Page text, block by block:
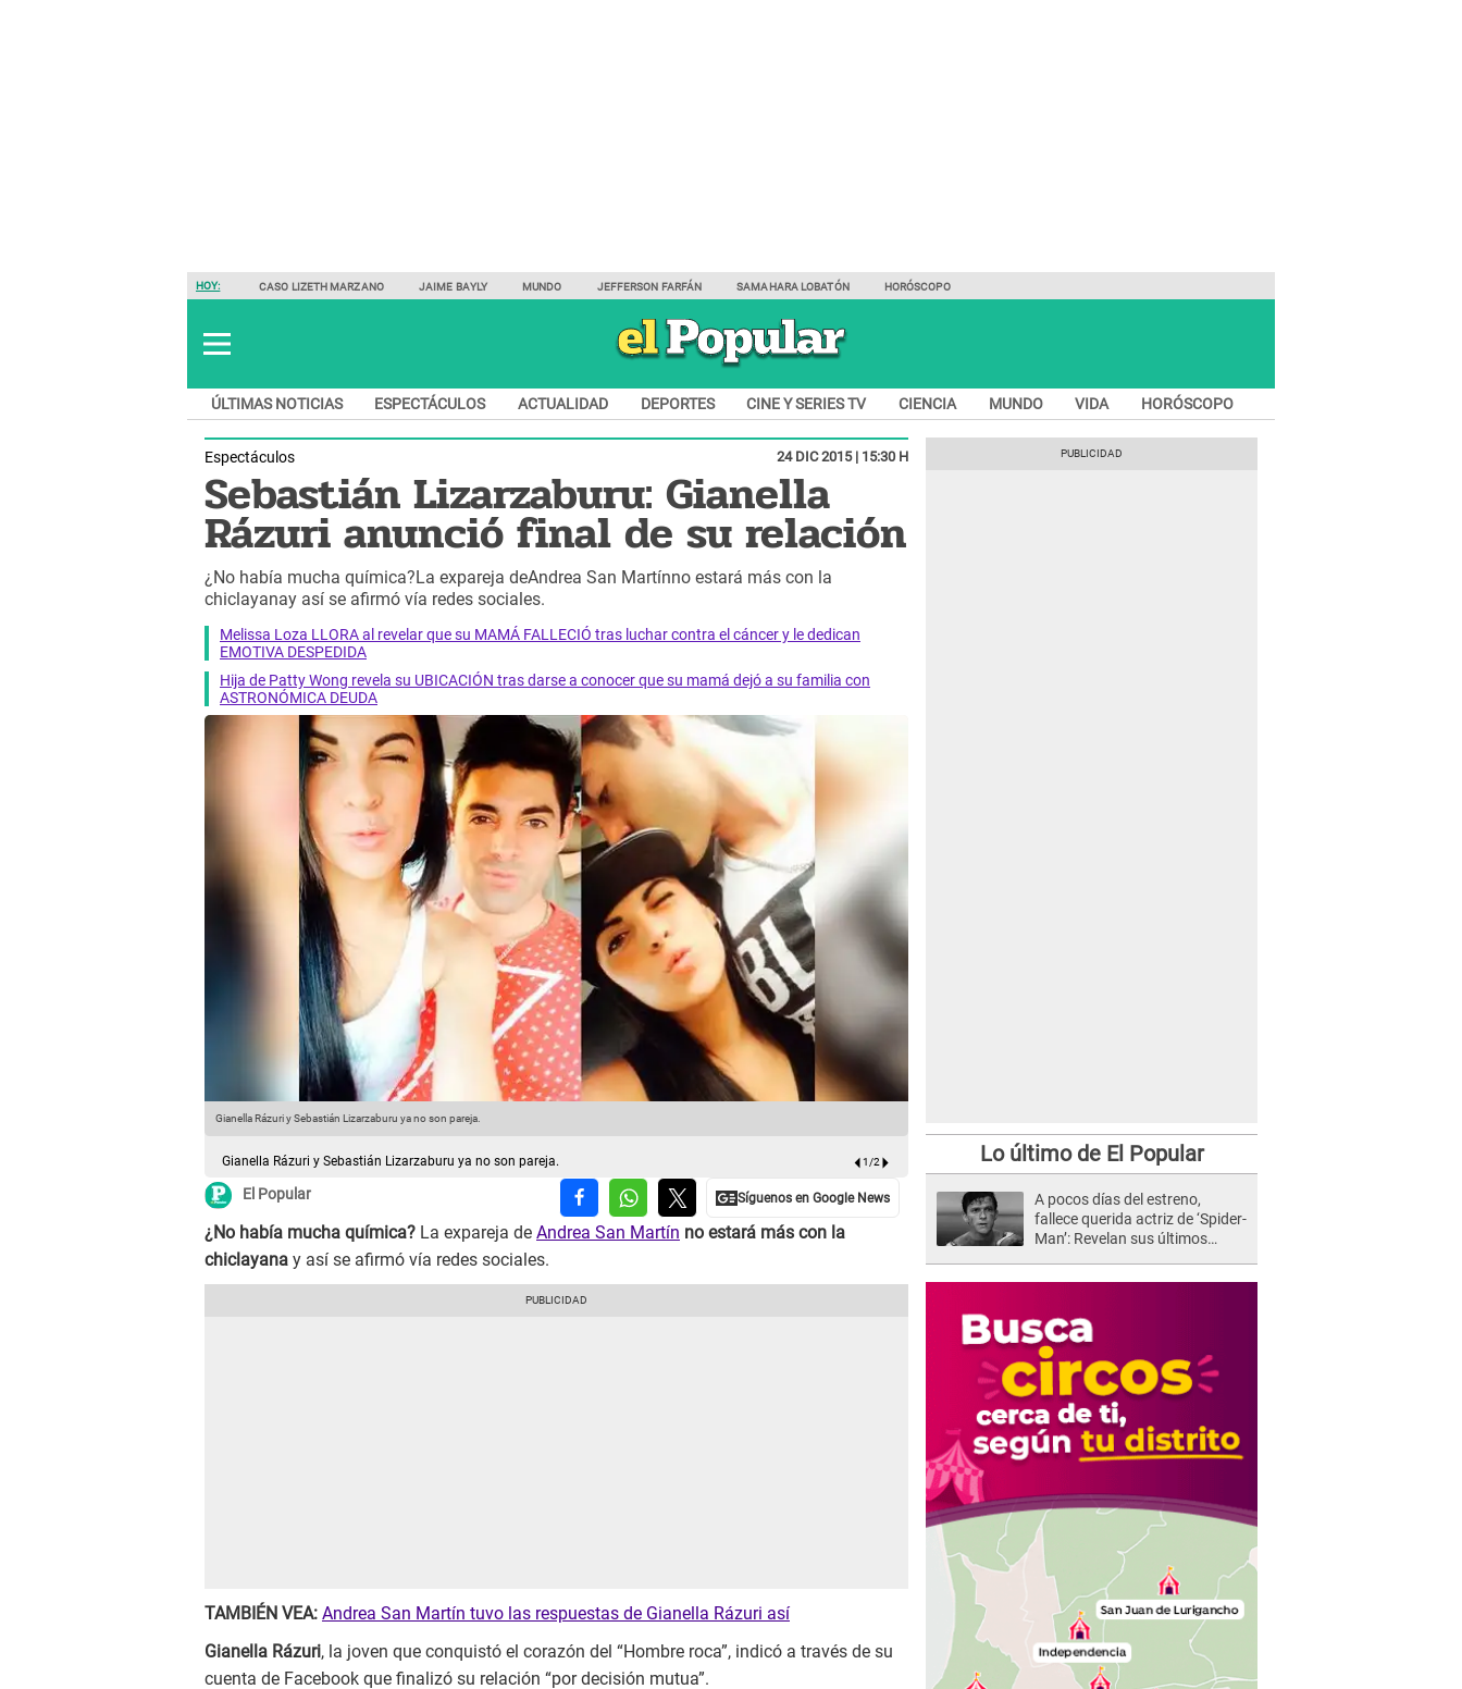
HOY: CASO LIZETH MARZANO JAIME BAYLY MUNDO JEFFERSON FARFÁN SAMAHARA LOBATÓN HORÓSCOPO
ÚLTIMAS NOTICIAS ESPECTÁCULOS ACTUALIDAD DEPORTES CINE Y SERIES TV CIENCIA MUNDO VIDA HORÓSCOPO
Espectáculos 24 DIC 2015 | 15:30 H
Sebastián Lizarzaburu: Gianella
Rázuri anunció final de su relación
¿No había mucha química?La expareja deAndrea San Martínno estará más con la
chiclayanay así se afirmó vía redes sociales.
Melissa Loza LLORA al revelar que su MAMÁ FALLECIÓ tras luchar contra el cáncer y le dedican
EMOTIVA DESPEDIDA
Hija de Patty Wong revela su UBICACIÓN tras darse a conocer que su mamá dejó a su familia con
ASTRONÓMICA DEUDA
Gianella Rázuri y Sebastián Lizarzaburu ya no son pareja.
Gianella Rázuri y Sebastián Lizarzaburu ya no son pareja. 1 /2
El Popular
¿No había mucha química? La expareja de Andrea San Martín no estará más con la
chiclayana y así se afirmó vía redes sociales.
TAMBIÉN VEA: Andrea San Martín tuvo las respuestas de Gianella Rázuri así
Gianella Rázuri, la joven que conquistó el corazón del “Hombre roca”, indicó a través de su
cuenta de Facebook que finalizó su relación “por decisión mutua”.
Lo último de El Popular
A pocos días del estreno,
fallece querida actriz de ‘Spider-
Man’: Revelan sus últimos